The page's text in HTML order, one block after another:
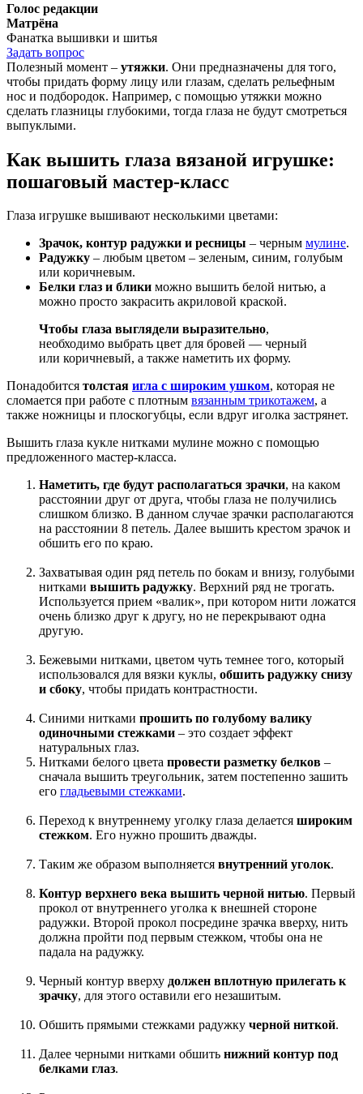
Голос редакции
Матрёна
Фанатка вышивки и шитья
Задать вопрос
Полезный момент – утяжки. Они предназначены для того,
чтобы придать форму лицу или глазам, сделать рельефным
нос и подбородок. Например, с помощью утяжки можно
сделать глазницы глубокими, тогда глаза не будут смотреться
выпуклыми.
Как вышить глаза вязаной игрушке:
пошаговый мастер-класс
Глаза игрушке вышивают несколькими цветами:
Зрачок, контур радужки и ресницы – черным мулине.
Радужку – любым цветом – зеленым, синим, голубым
или коричневым.
Белки глаз и блики можно вышить белой нитью, а
можно просто закрасить акриловой краской.
Чтобы глаза выглядели выразительно,
необходимо выбрать цвет для бровей — черный
или коричневый, а также наметить их форму.
Понадобится толстая игла с широким ушком, которая не
сломается при работе с плотным вязанным трикотажем, а
также ножницы и плоскогубцы, если вдруг иголка застрянет.
Вышить глаза кукле нитками мулине можно с помощью
предложенного мастер-класса.
Наметить, где будут располагаться зрачки, на каком
расстоянии друг от друга, чтобы глаза не получились
слишком близко. В данном случае зрачки располагаются
на расстоянии 8 петель. Далее вышить крестом зрачок и
обшить его по краю.
Захватывая один ряд петель по бокам и внизу, голубыми
нитками вышить радужку. Верхний ряд не трогать.
Используется прием «валик», при котором нити ложатся
очень близко друг к другу, но не перекрывают одна
другую.
Бежевыми нитками, цветом чуть темнее того, который
использовался для вязки куклы, обшить радужку снизу
и сбоку, чтобы придать контрастности.
Синими нитками прошить по голубому валику
одиночными стежками – это создает эффект
натуральных глаз.
Нитками белого цвета провести разметку белков –
сначала вышить треугольник, затем постепенно зашить
его гладьевыми стежками.
Переход к внутреннему уголку глаза делается широким
стежком. Его нужно прошить дважды.
Таким же образом выполняется внутренний уголок.
Контур верхнего века вышить черной нитью. Первый
прокол от внутреннего уголка к внешней стороне
радужки. Второй прокол посредине зрачка вверху, нить
должна пройти под первым стежком, чтобы она не
падала на радужку.
Черный контур вверху должен вплотную прилегать к
зрачку, для этого оставили его незашитым.
Обшить прямыми стежками радужку черной ниткой.
Далее черными нитками обшить нижний контур под
белками глаз.